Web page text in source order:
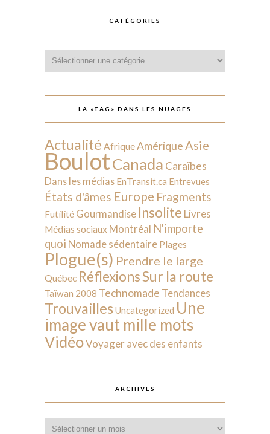
CATÉGORIES
LA «TAG» DANS LES NUAGES
Actualité AfriqueAmérique Asie
BoulotCanada Caraïbes
Dans les médias EnTransit.ca Entrevues
États d'âmes Europe Fragments
Futilité Gourmandise Insolite Livres
Médias sociaux Montréal N'importe
quoi Nomade sédentaire Plages
Plogue(s) Prendre le large
Québec RéflexionsSur la route
Taïwan 2008 Technomade Tendances
Trouvailles Uncategorized Une
image vaut mille mots
VidéoVoyager avec des enfants
ARCHIVES